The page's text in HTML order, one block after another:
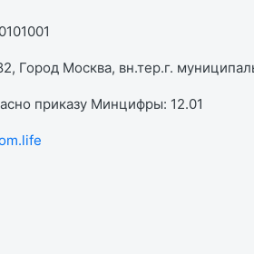
Город Москва, вн.тер.г.
приказу Минцифры: 12.01